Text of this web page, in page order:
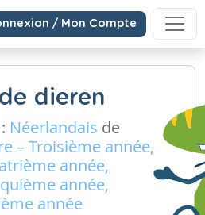
/ Mon Compte
dieren
Néerlandais de
– Troisième année,
année,
année,
année